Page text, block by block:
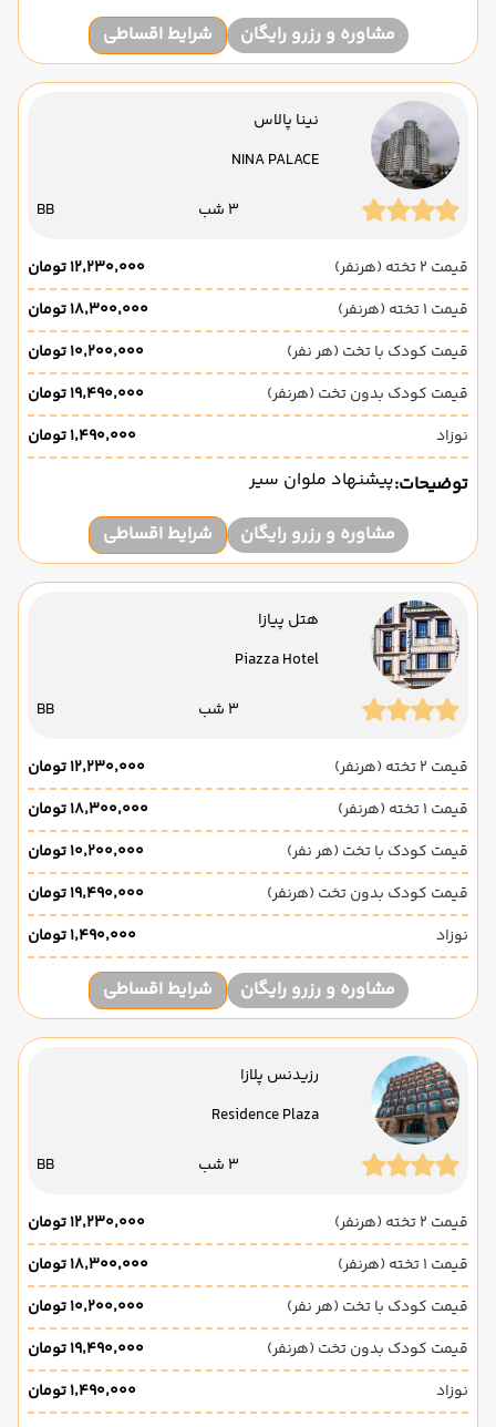
مشاوره و رزرو رایگان
شرایط اقساطی
نینا پالاس
NINA PALACE
3 شب BB
قیمت 2 تخته (هرنفر)
۱۲٬۲۳۰٬۰۰۰ تومان
قیمت 1 تخته (هرنفر)
۱۸٬۳۰۰٬۰۰۰ تومان
قیمت کودک با تخت (هر نفر)
۱۰٬۲۰۰٬۰۰۰ تومان
قیمت کودک بدون تخت (هرنفر)
۱۹٬۴۹۰٬۰۰۰ تومان
نوزاد
۱٬۴۹۰٬۰۰۰ تومان
توضیحات:پیشنهاد ملوان سیر
مشاوره و رزرو رایگان
شرایط اقساطی
هتل پیازا
Piazza Hotel
3 شب BB
قیمت 2 تخته (هرنفر)
۱۲٬۲۳۰٬۰۰۰ تومان
قیمت 1 تخته (هرنفر)
۱۸٬۳۰۰٬۰۰۰ تومان
قیمت کودک با تخت (هر نفر)
۱۰٬۲۰۰٬۰۰۰ تومان
قیمت کودک بدون تخت (هرنفر)
۱۹٬۴۹۰٬۰۰۰ تومان
نوزاد
۱٬۴۹۰٬۰۰۰ تومان
مشاوره و رزرو رایگان شرایط اقساطی
رزیدنس پلازا
Residence Plaza
3 شب BB
قیمت 2 تخته (هرنفر)
۱۲٬۲۳۰٬۰۰۰ تومان
قیمت 1 تخته (هرنفر)
۱۸٬۳۰۰٬۰۰۰ تومان
قیمت کودک با تخت (هر نفر)
۱۰٬۲۰۰٬۰۰۰ تومان
قیمت کودک بدون تخت (هرنفر)
۱۹٬۴۹۰٬۰۰۰ تومان
نوزاد
۱٬۴۹۰٬۰۰۰ تومان